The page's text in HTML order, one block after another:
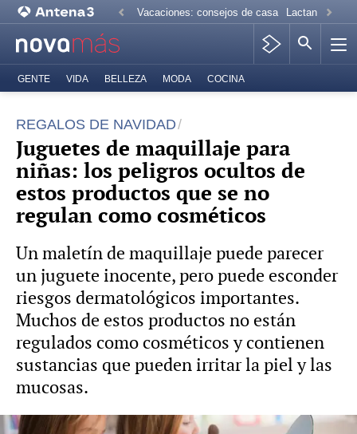
Vacaciones: consejos de casa Lactancia
GENTE VIDA BELLEZA MODA COCINA
REGALOS DE NAVIDAD
Juguetes de maquillaje para
niñas: los peligros ocultos de
estos productos que se no
regulan como cosméticos
Un maletín de maquillaje puede parecer
un juguete inocente, pero puede esconder
riesgos dermatológicos importantes.
Muchos de estos productos no están
regulados como cosméticos y contienen
sustancias que pueden irritar la piel y las
mucosas.